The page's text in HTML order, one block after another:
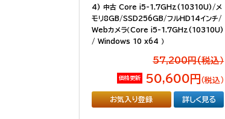
4) 中古 Core i5-1.7GHz(10310U)/メ
モリ8GB/SSD256GB/フルHD14インチ/
Webカメラ（Core i5-1.7GHz(10310U)
/ Windows 10 x64 ）
57,200円(税込）
価格更新 50,600円 （税込）
お気入り登録 詳しく見る